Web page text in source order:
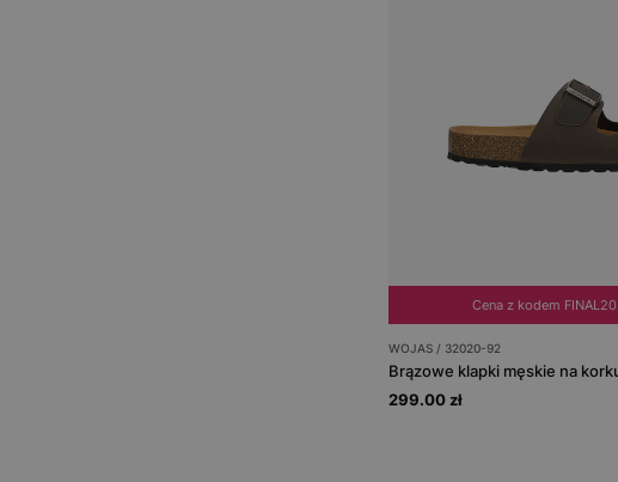
Cena z kodem
WOJAS / 32020-92
299.00 zł